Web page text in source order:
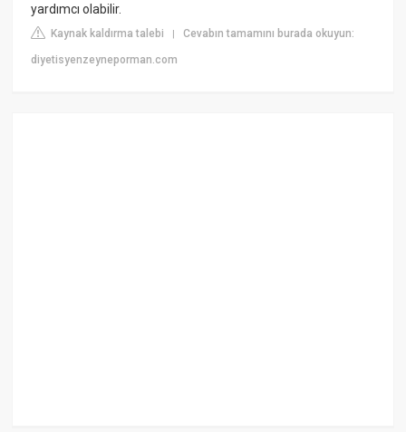
yardımcı olabilir.
Kaynak kaldırma talebi |Cevabın tamamını burada okuyun:
diyetisyenzeyneporman.com